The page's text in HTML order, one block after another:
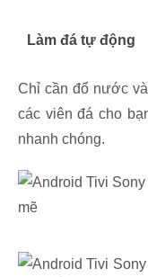
Làm đá tự động
Chỉ cần đổ nước
các viên đá cho
nhanh chóng.